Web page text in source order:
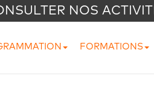
NOS
FORMATIONS